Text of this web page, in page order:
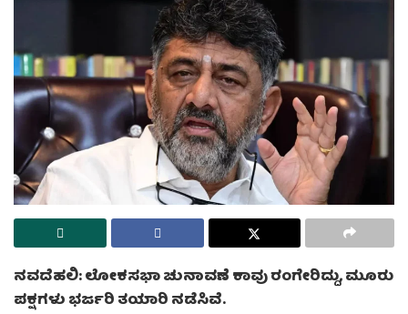
ನವದೆಹಲಿ: ಲೋಕಸಭಾ ಚುನಾವಣೆ ಕಾವು ರಂಗೇರಿದ್ದು, ಮೂರು
ಪಕ್ಷಗಳು ಭರ್ಜರಿ ತಯಾರಿ ನಡೆಸಿವೆ.